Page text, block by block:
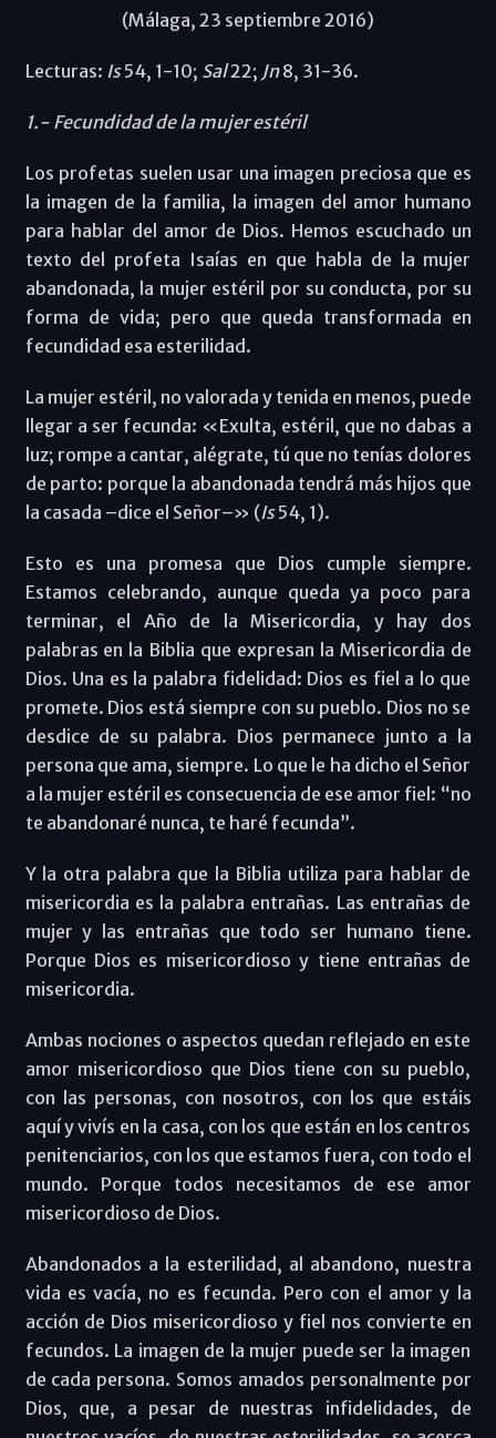
(Málaga, 23 septiembre 2016)
Lecturas: Is54, 1-10; Sal22; Jn8, 31-36.
1.- Fecundidad de la mujer estéril
Los profetas suelen usar una imagen preciosa que es
la imagen de la familia, la imagen del amor humano
para hablar del amor de Dios. Hemos escuchado un
texto del profeta Isaías en que habla de la mujer
abandonada, la mujer estéril por su conducta, por su
forma de vida; pero que queda transformada en
fecundidad esa esterilidad.
La mujer estéril, no valorada y tenida en menos, puede
llegar a ser fecunda: «Exulta, estéril, que no dabas a
luz; rompe a cantar, alégrate, tú que no tenías dolores
de parto: porque la abandonada tendrá más hijos que
la casada –dice el Señor–» (Is54, 1).
Esto es una promesa que Dios cumple siempre.
Estamos celebrando, aunque queda ya poco para
terminar, el Año de la Misericordia, y hay dos
palabras en la Biblia que expresan la Misericordia de
Dios. Una es la palabra fidelidad: Dios es fiel a lo que
promete. Dios está siempre con su pueblo. Dios no se
desdice de su palabra. Dios permanece junto a la
persona que ama, siempre. Lo que le ha dicho el Señor
a la mujer estéril es consecuencia de ese amor fiel: “no
te abandonaré nunca, te haré fecunda”.
Y la otra palabra que la Biblia utiliza para hablar de
misericordia es la palabra entrañas. Las entrañas de
mujer y las entrañas que todo ser humano tiene.
Porque Dios es misericordioso y tiene entrañas de
misericordia.
Ambas nociones o aspectos quedan reflejado en este
amor misericordioso que Dios tiene con su pueblo,
con las personas, con nosotros, con los que estáis
aquí y vivís en la casa, con los que están en los centros
penitenciarios, con los que estamos fuera, con todo el
mundo. Porque todos necesitamos de ese amor
misericordioso de Dios.
Abandonados a la esterilidad, al abandono, nuestra
vida es vacía, no es fecunda. Pero con el amor y la
acción de Dios misericordioso y fiel nos convierte en
fecundos. La imagen de la mujer puede ser la imagen
de cada persona. Somos amados personalmente por
Dios, que, a pesar de nuestras infidelidades, de